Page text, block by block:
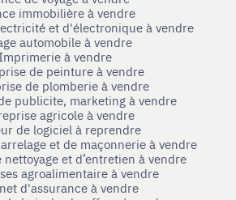
immobilière à vendre
et d'électronique à vendre
automobile à vendre
Imprimerie à vendre
de peinture à vendre
de plomberie à vendre
publicite, marketing à vendre
agricole à vendre
de logiciel à reprendre
et de maçonnerie à vendre
et d’entretien à vendre
agroalimentaire à vendre
d'assurance à vendre